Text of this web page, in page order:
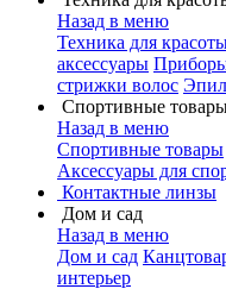
Назад в меню
Техника для
аксессуары
стрижки волос
Спортивные
Назад в меню
Спортивные товары
Аксессуары для
Контактные линзы
Дом и сад
Назад в меню
Дом и сад
интерьер